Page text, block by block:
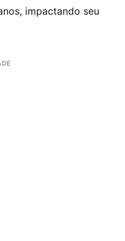
impactando seu